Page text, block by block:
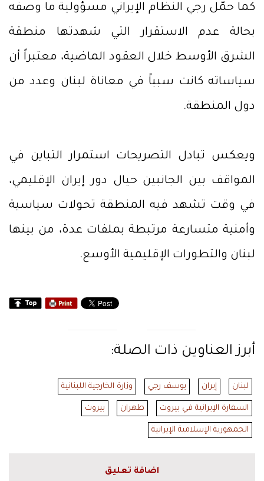
كما حمّل رجي النظام الإيراني مسؤولية ما وصفه
بحالة عدم الاستقرار التي شهدتها منطقة
الشرق الأوسط خلال العقود الماضية، معتبراً أن
سياساته كانت سبباً في معاناة لبنان وعدد من
دول المنطقة.
ويعكس تبادل التصريحات استمرار التباين في
المواقف بين الجانبين حيال دور إيران الإقليمي،
في وقت تشهد فيه المنطقة تحولات سياسية
وأمنية متسارعة مرتبطة بملفات عدة، من بينها
لبنان والتطورات الإقليمية الأوسع.
أبرز العناوين ذات الصلة:
لبنان إيران يوسف رجي وزارة الخارجية اللبنانية
السفارة الإيرانية في بيروت طهران بيروت
الجمهورية الإسلامية الإيرانية
اضافة تعليق